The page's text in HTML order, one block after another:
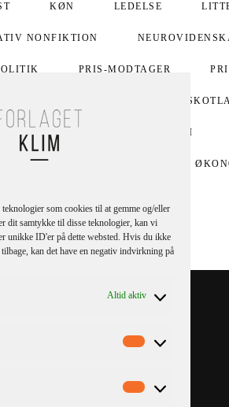
som cookies til at gemme og/eller
dit samtykke til disse teknologier, kan vi
unikke ID'er på dette websted. Hvis du ikke
kan det have en negativ indvirkning på
Altid aktiv
KØN LEDELSE
NONFIKTION
PRIS-MODTAGER
SVERIGE TEOLOGI
USA